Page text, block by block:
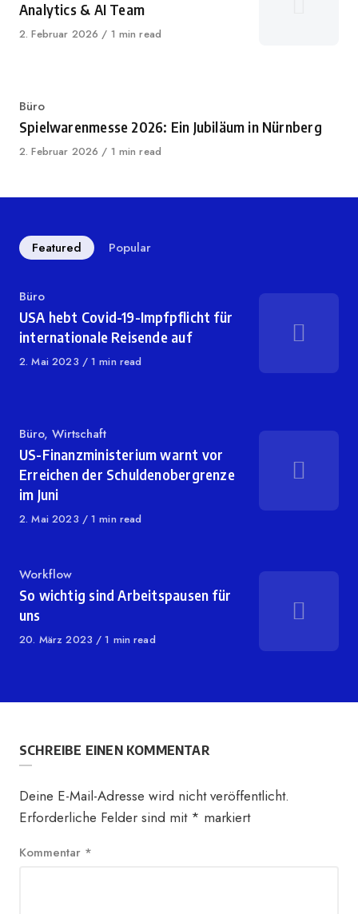
Analytics & AI Team
Published
2. Februar 2026 1 min read
Category
Büro
Spielwarenmesse 2026: Ein Jubiläum in Nürnberg
Published
2. Februar 2026 1 min read
Featured Popular
Category
Büro
USA hebt Covid-19-Impfpflicht für
internationale Reisende auf
Published
2. Mai 2023 1 min read
Category
Büro, Wirtschaft
US-Finanzministerium warnt vor
Erreichen der Schuldenobergrenze
im Juni
Published
2. Mai 2023 1 min read
Category
Workflow
So wichtig sind Arbeitspausen für
uns
Published
20. März 2023 1 min read
SCHREIBE EINEN KOMMENTAR
Deine E-Mail-Adresse wird nicht veröffentlicht.
Erforderliche Felder sind mit * markiert
Kommentar *